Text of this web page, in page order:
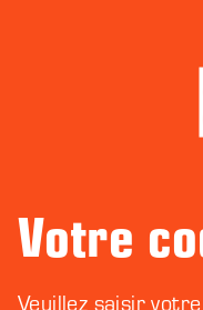
Votre
Veuillez saisir